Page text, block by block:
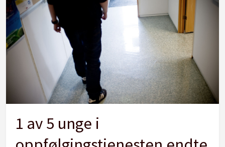
1 av 5 unge i